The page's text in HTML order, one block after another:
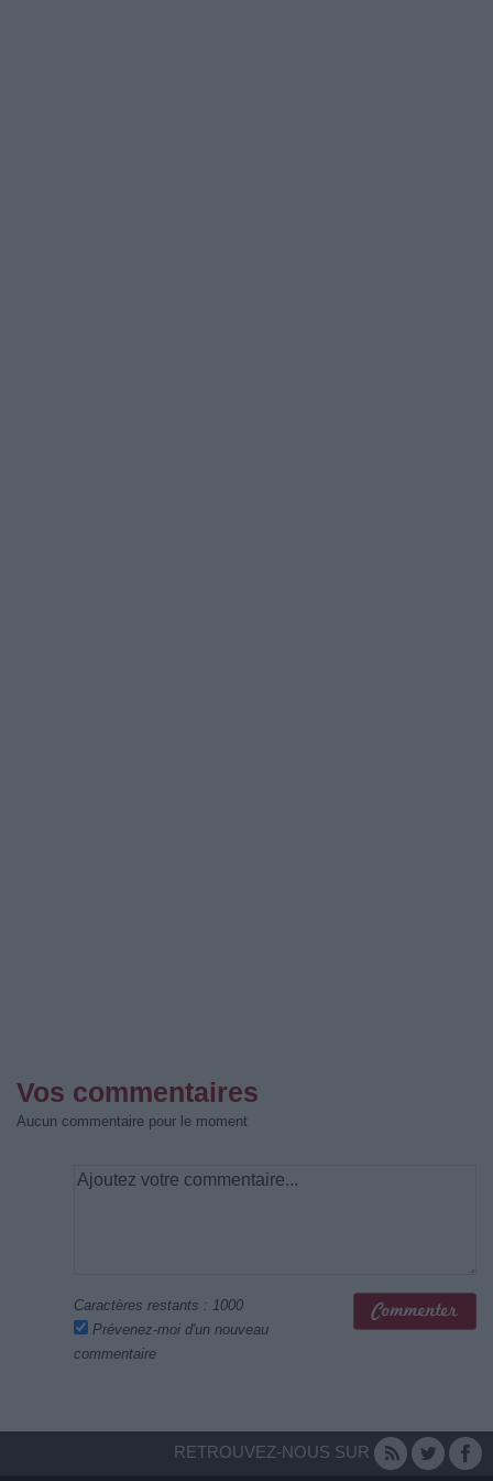
Vos commentaires
Aucun commentaire pour le moment
Caractères restants : 1000
Prévenez-moi d'un nouveau
commentaire
RETROUVEZ-NOUS SUR